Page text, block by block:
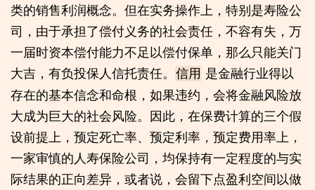
类的销售利润概念。但在实务操作上，特别是寿险公
司，由于承担了偿付义务的社会责任，不容有失，万
一届时资本偿付能力不足以偿付保单，那么只能关门
大吉，有负投保人信托责任。
信用 是金融行业得以
存在的基本信念和命根，如果违约，会将金融风险放
大成为巨大的社会风险。因此，在保费计算的三个假
设前提上，预定死亡率、预定利率，预定费用率上，
一家审慎的人寿保险公司，均保持有一定程度的与实
际结果的正向差异，或者说，会留下点盈利空间以做